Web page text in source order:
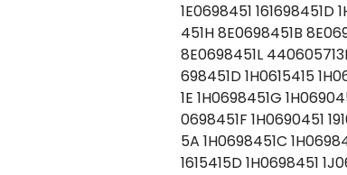
1E0698451 161698451D
451H 8E0698451B
8E0698451L
698451D 1H0615415
1E 1H0698451G
0698451F 1H0690451
5A 1H0698451C
1615415D 1H0698451